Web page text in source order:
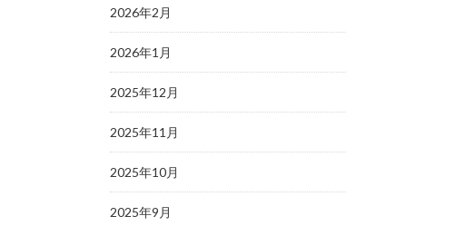
2026年2月
2026年1月
2025年12月
2025年11月
2025年10月
2025年9月